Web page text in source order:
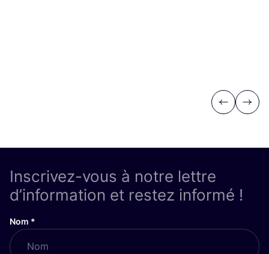
Previous
Next
Inscrivez-vous à notre lettre
d’information et restez informé !
Nom *